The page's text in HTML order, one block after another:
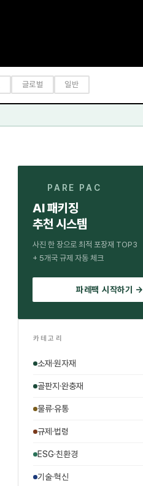
글로벌 일반
PARE PAC
AI 패키징
추천 시스템
사진 한 장으로 최적 포장재 TOP3
+ 5개국 규제 자동 체크
파레팩 시작하기 →
카테고리
소재·원자재
골판지·완충재
물류·유통
규제·법령
ESG·친환경
기술·혁신